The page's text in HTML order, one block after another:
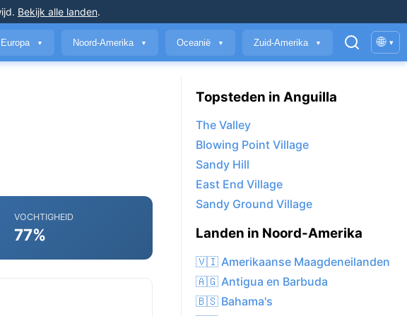
. Bekijk alle landen.
Europa ▼ Noord-Amerika ▼ Oceanië ▼ Zuid-Amerika ▼ 🌐 ▾
VOCHTIGHEID
77%
Topsteden in Anguilla
The Valley
Blowing Point Village
Sandy Hill
East End Village
Sandy Ground Village
Landen in Noord-Amerika
🇻🇮 Amerikaanse Maagdeneilanden
🇦🇬 Antigua en Barbuda
🇧🇸 Bahama's